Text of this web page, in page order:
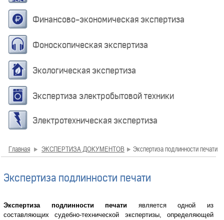
Финансово-экономическая экспертиза
Фоноскопическая экспертиза
Экологическая экспертиза
Экспертиза электробытовой техники
Электротехническая экспертиза
Главная ЭКСПЕРТИЗА ДОКУМЕНТОВ Экспертиза подлинности печати
Экспертиза подлинности печати
Экспертиза подлинности печати является одной из
составляющих судебно-технической экспертизы, определяющей